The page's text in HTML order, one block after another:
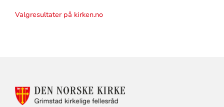
Valgresultater på kirken.no
KONTAKTINFORMASJON